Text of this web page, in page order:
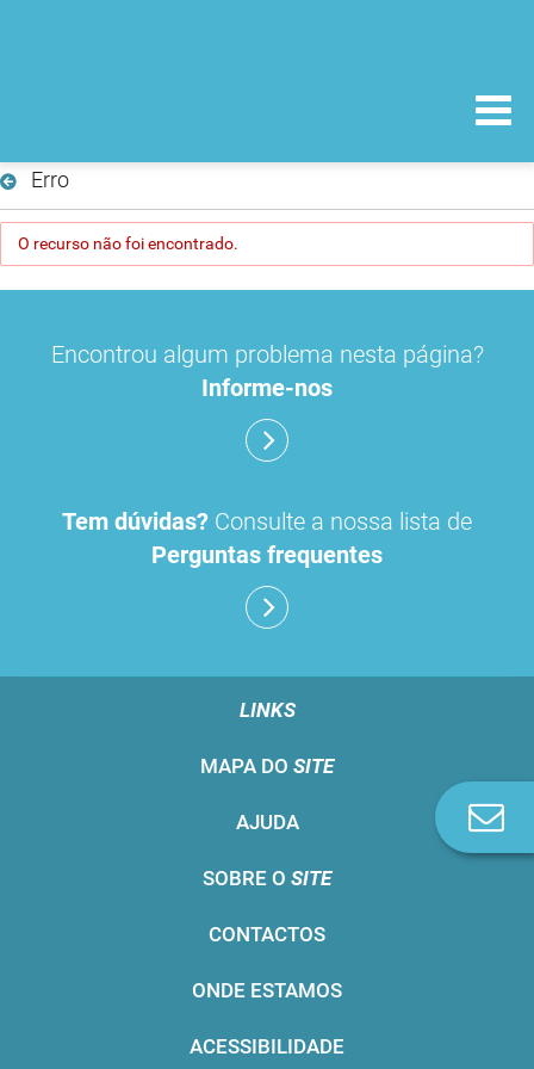
Erro
O recurso não foi encontrado.
Encontrou algum problema nesta página?
Informe-nos
Tem dúvidas? Consulte a nossa lista de
Perguntas frequentes
LINKS
MAPA DO SITE
AJUDA
SOBRE O SITE
CONTACTOS
ONDE ESTAMOS
ACESSIBILIDADE